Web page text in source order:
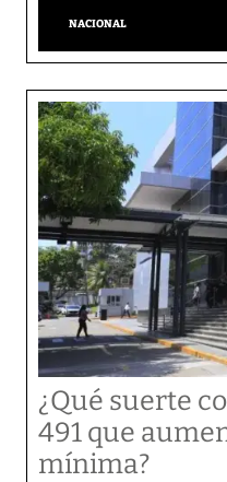
NACIONAL
¿Qué suerte
491 que
mínima?